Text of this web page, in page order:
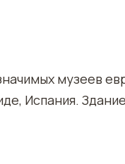
музеев
Испания.